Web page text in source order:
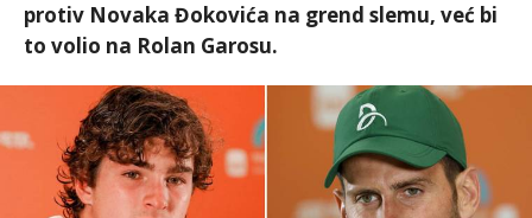
protiv Novaka Đokovića na grend slemu, već bi
to volio na Rolan Garosu.